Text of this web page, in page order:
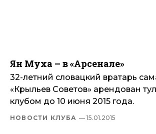
Ян Муха – в «Арсенале»
32-летний словацкий вратарь
«Крыльев Советов» арендован
клубом до 10 июня 2015 года.
НОВОСТИ КЛУБА — 15.01.2015